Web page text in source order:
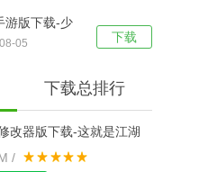
下载
游版下载-少
安卓版下
05
下载总排行
改器版下载-这就是江湖
版下载
/